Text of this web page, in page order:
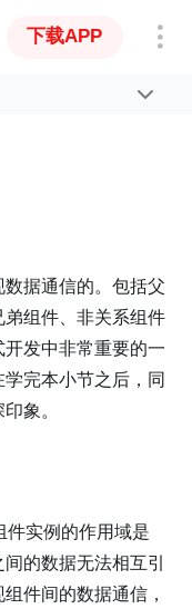
下载APP
据通信的。包括父
组件、非关系组件
发中非常重要的一
完本小节之后，同
象。
件实例的作用域是
的数据无法相互引
件间的数据通信，